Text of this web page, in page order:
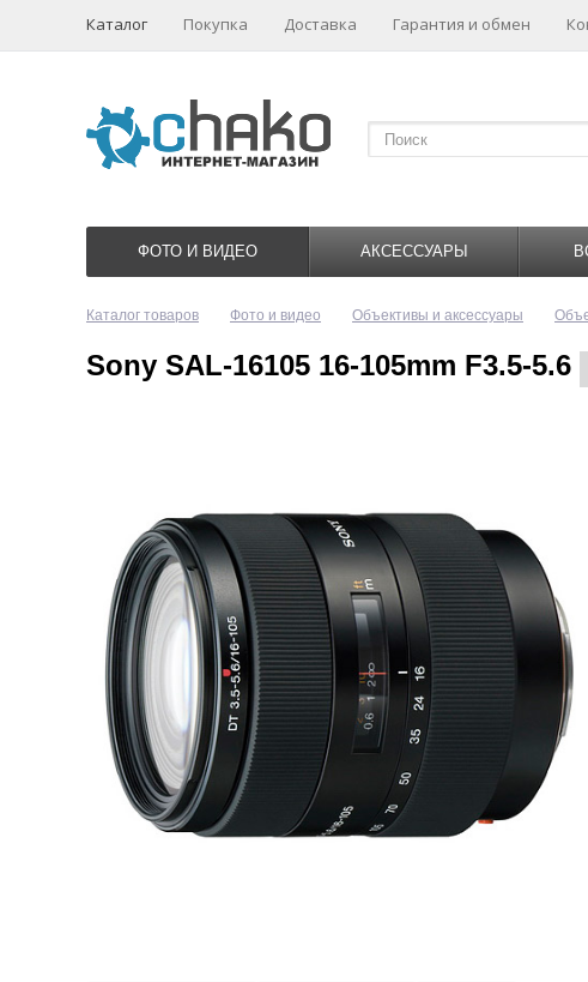
Каталог Покупка Доставка Гарантия и обмен
ФОТО И ВИДЕО АКСЕССУАРЫ
Каталог товаров Фото и видео Объективы и аксессуары
Sony SAL-16105 16-105mm F3.5-5.6